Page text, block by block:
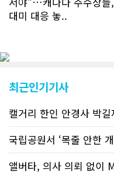
대미 대응 놓..
최근인기기사